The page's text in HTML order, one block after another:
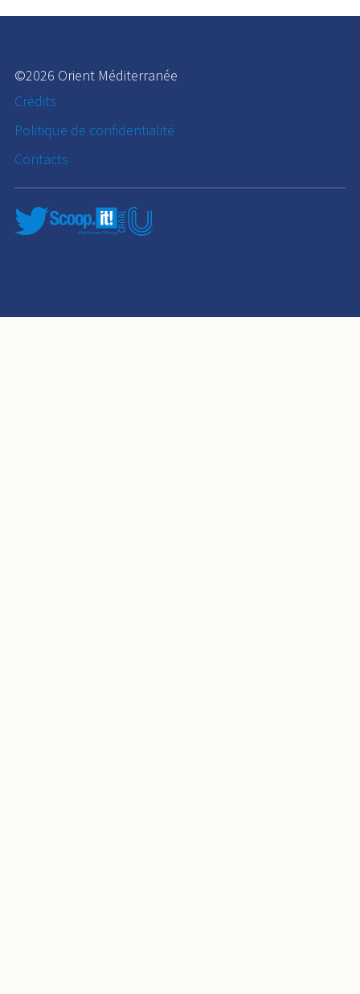
©2026 Orient Méditerranée
Crédits
Politique de confidentialité
Contacts